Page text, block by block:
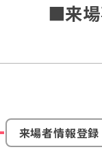
■来
来場者情報登録